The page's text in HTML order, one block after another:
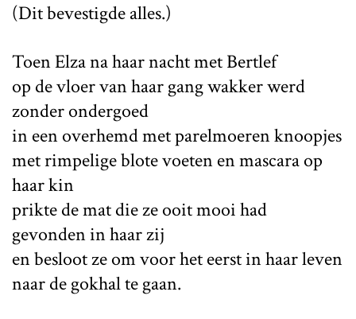
(Dit bevestigde alles.)
Toen Elza na haar nacht met Bertlef
op de vloer van haar gang wakker werd
zonder ondergoed
in een overhemd met parelmoeren knoopjes
met rimpelige blote voeten en mascara op
haar kin
prikte de mat die ze ooit mooi had
gevonden in haar zij
en besloot ze om voor het eerst in haar leven
naar de gokhal te gaan.